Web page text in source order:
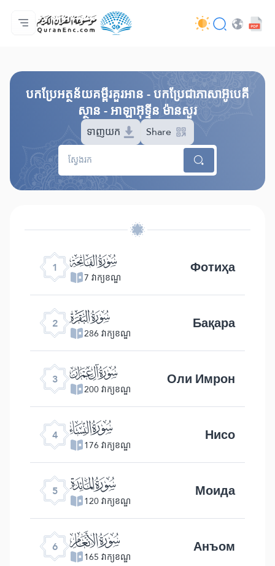
ទំព័រ​ដេីម
មាតិកានៃការបកប្រែ
Audio
សេវាកម្មសម្រាប់អ្នកអភិវឌ្ឍន៍ - API
អំពី​គម្រោង
ទំនាក់ទំងមកកាន់យើងខ្ញុំ
ភាសា
បកប្រែអត្ថន័យគម្ពីរគួរអាន - បកប្រែជាភាសាអ៊ូបេគី
ស្ថាន - អាឡាអ៊ុទ្ទីន ម៉ានសួរ
ទាញយក Share
1 ﮍ
7 វាក្យខណ្ឌ Фотиҳа
2 ﮎ
286 វាក្យខណ្ឌ Бақара
3 ﮏ
200 វាក្យខណ្ឌ Оли Имрон
4 ﮐ
176 វាក្យខណ្ឌ Нисо
5 ﮑ
120 វាក្យខណ្ឌ Моида
6 ﮒ
165 វាក្យខណ្ឌ Анъом